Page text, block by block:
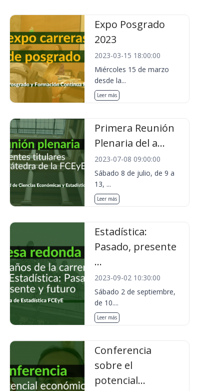
Expo Posgrado
2023
2023-03-15 18:00:00
Miércoles 15 de marzo
desde la...
Leer más
Primera Reunión
Plenaria del a...
2023-07-08 09:00:00
Sábado 8 de julio, de 9 a
13, ...
Leer más
Estadística:
Pasado, presente
...
2023-09-02 10:30:00
Sábado 2 de septiembre,
de 10....
Leer más
Conferencia
sobre el
potencial...